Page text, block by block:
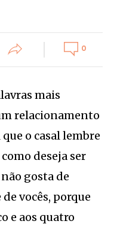
0
mais
relacionamento
o casal lembre
deseja ser
gosta de
vocês, porque
e aos quatro